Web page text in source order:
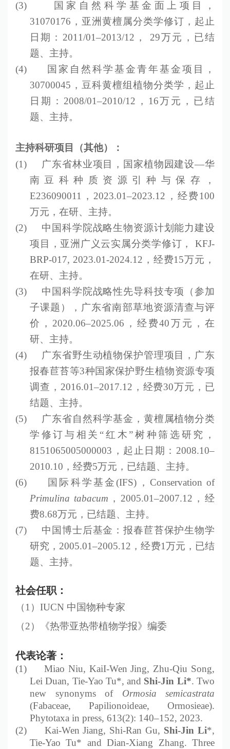
(3)
国家自然科学基金面上项目，
31070176 ，亚洲黄檀属分类学修订，起止
日期： 2011/01–2013/12 ， 29万元，已结
题、主持。
(4)
国家自然科学基金青年基金项目，
30700045 ，豆科黄檀组植物分类学，起止
日期： 2008/01–2010/12 ， 16万元，已结
题、主持。
主持科研项目（其他）：
(1)
广东省林业项目，国家植物园建设—华
南豆科种质资源引种与保存，
E236090011
， 2023.01–2023.12 ，经费100
万元，在研、主持。
(2)
中国科学院战略生物资源计划能力建设
项目，亚洲广义云实属分类学修订，
KFJ-
BRP-017, 2023.01-2024.12 ，经费15万元，
在研、主持。
(3)
中国科学院战略性先导科技专项（参加
子课题），广东省南部草地资源清查与评
价， 2020.06–2025.06 ，经费40万元，在
研、主持。
(4)
广东省野生动植物保护管理项目，广东
报春苣苔等3种国家保护野生植物资源专项
调查， 2016.01–2017.12 ，经费30万元，已
结题、主持。
(5)
广东省自然科学基金，黄檀属植物分类
学修订与相关 “红木 ”树种筛选研究，
8151065005000003 ，起止日期： 2008.10–
2010.10 ，经费5万元，已结题、主持。
(6)
国际科学基金(IFS) ， Conservation of
Primulina tabacum ， 2005.01–2007.12 ，经
费8.68万元，已结题、主持。
(7)
中国博士后基金：报春苣苔保护生物学
研究， 2005.01–2005.12 ，经费1万元，已结
题、主持。
社会任职：
（1 ） IUCN 中国物种专家
（2）《热带亚热带植物学报》编委
代表论著：
(1) Miao Niu, KaiI-Wen Jing, Zhu-Qiu Song,
Lei Duan, Tie-Yao Tu*, and Shi-Jin Li*. Two
new synonyms of Ormosia semicastrata
(Fabaceae, Papilionoideae,
Ormosieae).
Phytotaxa in press, 613(2): 140–152, 2023.
(2)
Kai-Wen Jiang, Shi-Ran Gu, Shi-Jin Li*,
Tie-Yao Tu* and Dian-Xiang Zhang. Three